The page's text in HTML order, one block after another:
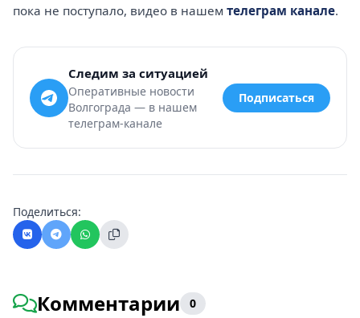
пока не поступало, видео в нашем телеграм канале.
Следим за ситуацией
Оперативные новости
Волгограда — в нашем
телеграм-канале
Подписаться
Поделиться:
Комментарии 0